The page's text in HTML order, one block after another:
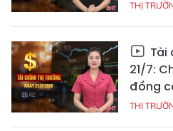
THỊ
Tài
21/7:
đồng
THỊ